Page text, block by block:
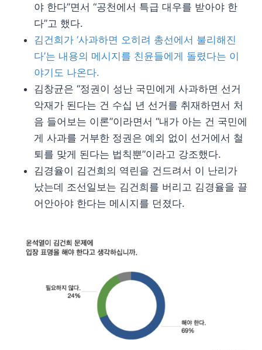
야 한다”면서 “공천에서 특급 대우를 받아야 한
다”고 했다.
김건희가 ‘사과하면 오히려 총선에서 불리해진
다’는 내용의 메시지를 친윤들에게 돌렸다는 이
야기도 나온다.
김창균은 “정권이 성난 국민에게 사과하면 선거
악재가 된다는 건 수십 년 선거를 취재하면서 처
음 들어보는 이론”이라면서 “내가 아는 건 국민에
게 사과를 거부한 정권은 예외 없이 선거에서 철
퇴를 맞게 된다는 법칙뿐”이라고 강조했다.
김경율이 김건희의 역린을 건드려서 이 난리가
났는데 조선일보는 김건희를 버리고 김경율을 끌
어안아야 한다는 메시지를 던졌다.